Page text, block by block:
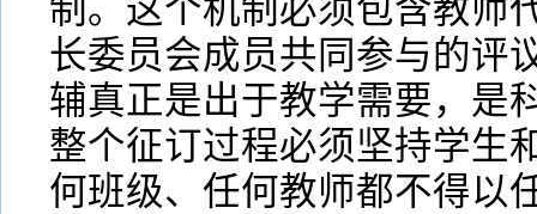
制。这个机制必须包含教师
长委员会成员共同参与的评
辅真正是出于教学需要，是
整个征订过程必须坚持学生
何班级、任何教师都不得以